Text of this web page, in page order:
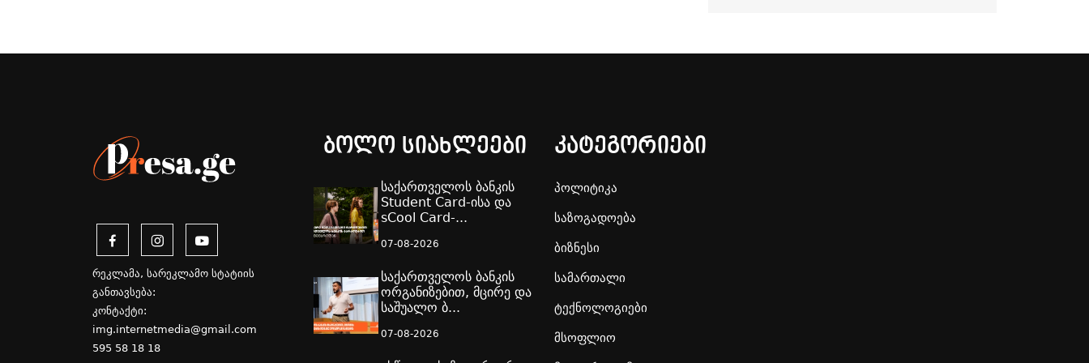
რეკლამა, სარეკლამო სტატიის
განთავსება:
კონტაქტი:
img.internetmedia@gmail.com
595 58 18 18
ბოლო სიახლეები
საქართველოს ბანკის
Student Card-ისა და
sCool Card-...
07-08-2026
საქართველოს ბანკის
ორგანიზებით, მცირე და
საშუალო ბ...
07-08-2026
კატეგორიები
პოლიტიკა
საზოგადოება
ბიზნესი
სამართალი
ტექნოლოგიები
მსოფლიო